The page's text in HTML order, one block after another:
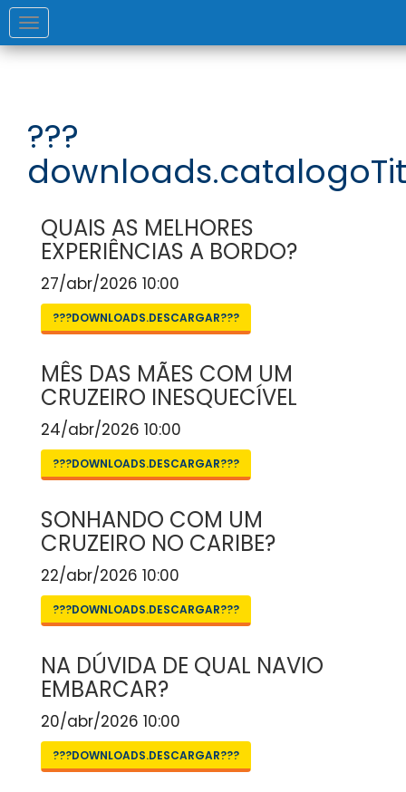
Toggle
navigation
???
QUAIS AS MELHORES
EXPERIÊNCIAS A BORDO?
27/abr/2026 10:00
???DOWNLOADS.DESCARGAR???
MÊS DAS MÃES COM UM
CRUZEIRO INESQUECÍVEL
24/abr/2026 10:00
???DOWNLOADS.DESCARGAR???
SONHANDO COM UM
CRUZEIRO NO CARIBE?
22/abr/2026 10:00
???DOWNLOADS.DESCARGAR???
NA DÚVIDA DE QUAL NAVIO
EMBARCAR?
20/abr/2026 10:00
???DOWNLOADS.DESCARGAR???